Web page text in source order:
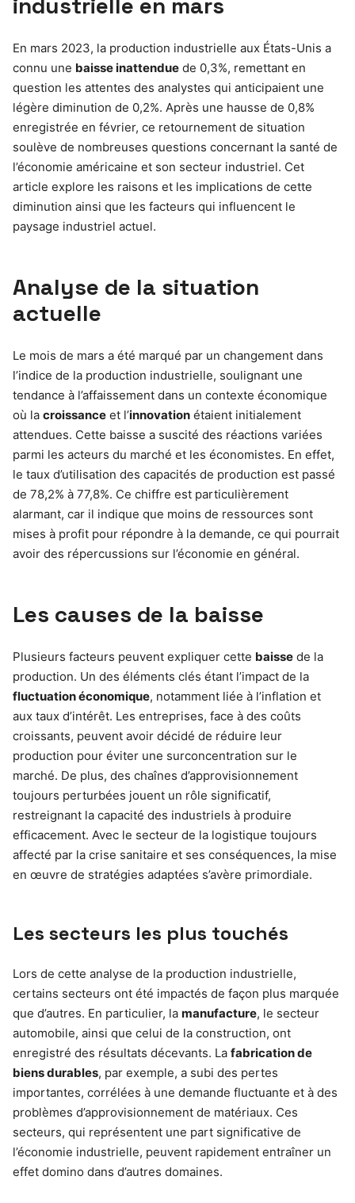
En mars 2023, la production industrielle aux États-Unis a
connu une baisse inattendue de 0,3%, remettant en
question les attentes des analystes qui anticipaient une
légère diminution de 0,2%. Après une hausse de 0,8%
enregistrée en février, ce retournement de situation
soulève de nombreuses questions concernant la santé de
l’économie américaine et son secteur industriel. Cet
article explore les raisons et les implications de cette
diminution ainsi que les facteurs qui influencent le
paysage industriel actuel.
Analyse de la situation
actuelle
Le mois de mars a été marqué par un changement dans
l’indice de la production industrielle, soulignant une
tendance à l’affaissement dans un contexte économique
où la croissance et l’innovation étaient initialement
attendues. Cette baisse a suscité des réactions variées
parmi les acteurs du marché et les économistes. En effet,
le taux d’utilisation des capacités de production est passé
de 78,2% à 77,8%. Ce chiffre est particulièrement
alarmant, car il indique que moins de ressources sont
mises à profit pour répondre à la demande, ce qui pourrait
avoir des répercussions sur l’économie en général.
Les causes de la baisse
Plusieurs facteurs peuvent expliquer cette baisse de la
production. Un des éléments clés étant l’impact de la
fluctuation économique, notamment liée à l’inflation et
aux taux d’intérêt. Les entreprises, face à des coûts
croissants, peuvent avoir décidé de réduire leur
production pour éviter une surconcentration sur le
marché. De plus, des chaînes d’approvisionnement
toujours perturbées jouent un rôle significatif,
restreignant la capacité des industriels à produire
efficacement. Avec le secteur de la logistique toujours
affecté par la crise sanitaire et ses conséquences, la mise
en œuvre de stratégies adaptées s’avère primordiale.
Les secteurs les plus touchés
Lors de cette analyse de la production industrielle,
certains secteurs ont été impactés de façon plus marquée
que d’autres. En particulier, la manufacture, le secteur
automobile, ainsi que celui de la construction, ont
enregistré des résultats décevants. La fabrication de
biens durables, par exemple, a subi des pertes
importantes, corrélées à une demande fluctuante et à des
problèmes d’approvisionnement de matériaux. Ces
secteurs, qui représentent une part significative de
l’économie industrielle, peuvent rapidement entraîner un
effet domino dans d’autres domaines.